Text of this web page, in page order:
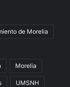
de Morelia
Morelia
UMSNH